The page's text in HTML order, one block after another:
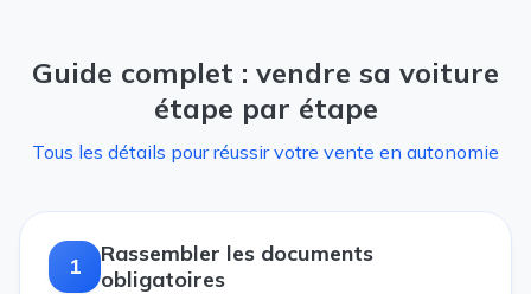
Guide complet : vendre sa voiture
étape par étape
Tous les détails pour réussir votre vente en autonomie
1
Rassembler les documents
obligatoires